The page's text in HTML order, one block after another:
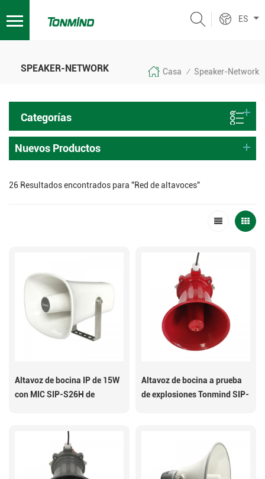
ES
SPEAKER-NETWORK Casa / Speaker-Network
Categorías
Nuevos Productos
26 Resultados encontrados para "Red de altavoces"
Altavoz de bocina IP de 15W
con MIC SIP-S26H de
Altavoz de bocina a prueba
de explosiones Tonmind SIP-